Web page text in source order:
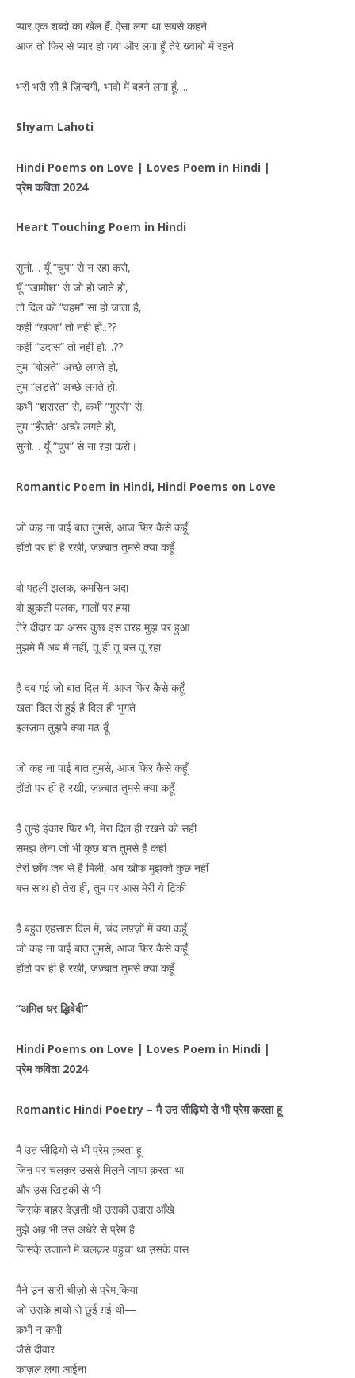
प्यार एक शब्दो का खेल हैं. ऐसा लगा था सबसे कहने
आज तो फिर से प्यार हो गया और लगा हूँ तेरे ख्वाबो में रहने
भरी भरी सी हैं ज़िन्दगी, भावो में बहने लगा हूँ….
Shyam Lahoti
Hindi Poems on Love | Loves Poem in Hindi |
प्रेम कविता2024
Heart Touching Poem in Hindi
सुनो… यूँ “चुप” से न रहा करो,
यूँ “खामोश” से जो हो जाते हो,
तो दिल को “वहम” सा हो जाता है,
कहीं “खफा” तो नही हो..??
कहीं “उदास” तो नही हो…??
तुम “बोलते” अच्छे लगते हो,
तुम “लड़ते” अच्छे लगते हो,
कभी “शरारत” से, कभी “गुस्से” से,
तुम “हँसते” अच्छे लगते हो,
सुनो… यूँ “चुप” से ना रहा करो।
Romantic Poem in Hindi, Hindi Poems on Love
जो कह ना पाई बात तुमसे, आज फिर कैसे कहूँ
होंठो पर ही है रखी, ज़ज़्बात तुमसे क्या कहूँ
वो पहली झलक, कमसिन अदा
वो झुकती पलक, गालों पर हया
तेरे दीदार का असर कुछ इस तरह मुझ पर हुआ
मुझमे मैं अब मैं नहीं, तू ही तू बस तू रहा
है दब गई जो बात दिल में, आज फिर कैसे कहूँ
खता दिल से हुई है दिल ही भुगते
इलज़ाम तुझपे क्या मढ दूँ
जो कह ना पाई बात तुमसे, आज फिर कैसे कहूँ
होंठो पर ही है रखी, ज़ज़्बात तुमसे क्या कहूँ
है तुम्हे इंकार फिर भी, मेरा दिल ही रखने को सही
समझ लेना जो भी कुछ बात तुमसे है कही
तेरी छाँव जब से है मिली, अब खौफ मुझको कुछ नहीं
बस साथ हो तेरा ही, तुम पर आस मेरी ये टिकी
है बहुत एहसास दिल में, चंद लफ़्ज़ों में क्या कहूँ
जो कह ना पाई बात तुमसे, आज फिर कैसे कहूँ
होंठो पर ही है रखी, ज़ज़्बात तुमसे क्या कहूँ
“अमित धर द्धिवेदी”
Hindi Poems on Love | Loves Poem in Hindi |
प्रेम कविता2024
Romantic Hindi Poetry –मै उऩ सीढ़ियो से़ भी प्रेम़ क़रता हू
मै उऩ सीढ़ि‍यो से़ भी प्रेम़ क़रता हू
जिऩ पर चलक़र उससे मिल़ने जाया क़रता था
और उ़स खिड़की से भी
जिस़के बाह़र देख़ती थी उ़सकी उ़दास आँखे
मुझे़ अब़ भी उस़ अधेरे से प्रेम है़
जिसके़ उजालो मे चलक़र पहुचा था उ़सके पास
मैने उ़न सारी चीज़ो से प्रेम कि़या
जो उस़के हाथो से छु़ई ग़ई थी—
क़भी न क़भी
जैसे दीवार
काज़ल ल़गा आई़ना